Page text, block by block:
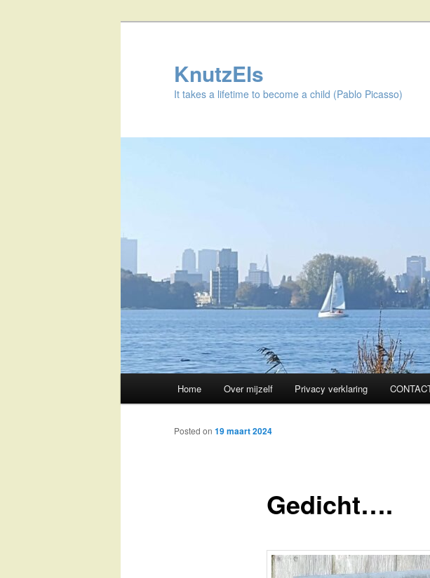
KnutzEls
It takes a lifetime to become a child (Pablo Picasso)
Skip
to
Home Over mijzelf Privacy verklaring
Gedicht….
Posted on 19 maart 2024